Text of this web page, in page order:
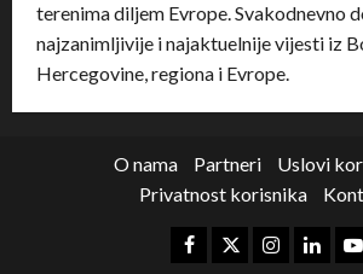
terenima diljem Evrope. Svakodnevno
najzanimljivije i najaktuelnije vijesti iz
Hercegovine, regiona i Evrope.
O nama Partneri
Uslovi
Privatnost korisnika